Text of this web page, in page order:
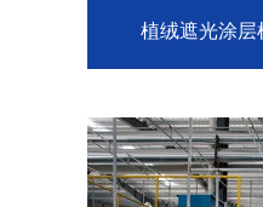
植绒遮光涂层